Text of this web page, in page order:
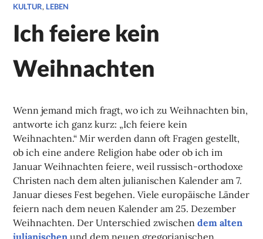
KULTUR, LEBEN
Ich feiere kein
Weihnachten
Wenn jemand mich fragt, wo ich zu Weihnachten bin,
antworte ich ganz kurz: „Ich feiere kein
Weihnachten.“ Mir werden dann oft Fragen gestellt,
ob ich eine andere Religion habe oder ob ich im
Januar Weihnachten feiere, weil russisch-orthodoxe
Christen nach dem alten julianischen Kalender am 7.
Januar dieses Fest begehen. Viele europäische Länder
feiern nach dem neuen Kalender am 25. Dezember
Weihnachten. Der Unterschied zwischendem alten
julianischen und dem neuen gregorianischen